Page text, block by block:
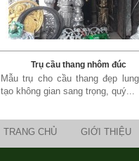
Trụ cầu thang nhôm đúc
Mẫu trụ cho cầu thang đẹp
tạo không gian sang trọng, quý...
TRANG CHỦ GIỚI THIỆU